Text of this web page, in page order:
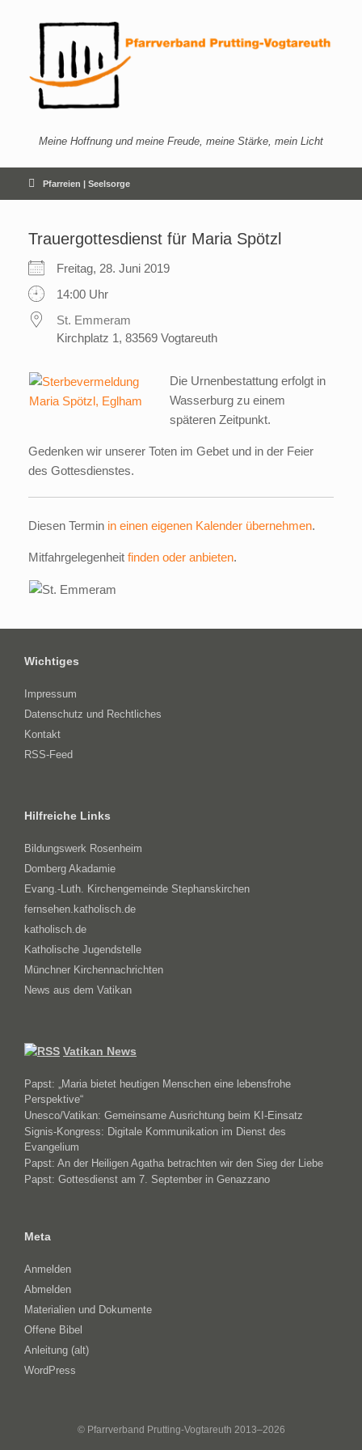
Meine Hoffnung und meine Freude, meine Stärke, mein Licht
Pfarreien | Seelsorge
Trauergottesdienst für Maria Spötzl
Freitag, 28. Juni 2019
14:00 Uhr
St. Emmeram
Kirchplatz 1, 83569 Vogtareuth
Die Urnenbestattung erfolgt in
Wasserburg zu einem
späteren Zeitpunkt.
Gedenken wir unserer Toten im Gebet und in der Feier
des Gottesdienstes.
Diesen Termin in einen eigenen Kalender übernehmen.
Mitfahrgelegenheit finden oder anbieten.
Wichtiges
Impressum
Datenschutz und Rechtliches
Kontakt
RSS-Feed
Hilfreiche Links
Bildungswerk Rosenheim
Domberg Akadamie
Evang.-Luth. Kirchengemeinde Stephanskirchen
fernsehen.katholisch.de
katholisch.de
Katholische Jugendstelle
Münchner Kirchennachrichten
News aus dem Vatikan
Vatikan News
Papst: „Maria bietet heutigen Menschen eine lebensfrohe
Perspektive“
Unesco/Vatikan: Gemeinsame Ausrichtung beim KI-Einsatz
Signis-Kongress: Digitale Kommunikation im Dienst des
Evangelium
Papst: An der Heiligen Agatha betrachten wir den Sieg der Liebe
Papst: Gottesdienst am 7. September in Genazzano
Meta
Anmelden
Abmelden
Materialien und Dokumente
Offene Bibel
Anleitung (alt)
WordPress
© Pfarrverband Prutting-Vogtareuth 2013–2026